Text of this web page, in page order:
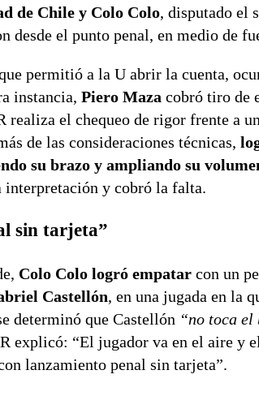
de Chile y Colo Colo, disputado el
desde el punto penal, en medio de
permitió a la U abrir la cuenta,
instancia, Piero Maza cobró tiro de
realiza el chequeo de rigor frente a
de las consideraciones técnicas,
su brazo y ampliando su
interpretación y cobró la falta.
sin tarjeta”
Colo Colo logró empatar con un
Castellón, en una jugada en la
determinó que Castellón “no toca el
explicó: “El jugador va en el aire y
lanzamiento penal sin tarjeta”.